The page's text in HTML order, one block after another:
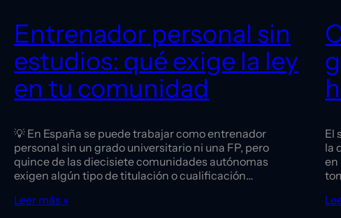
Entrenador personal sin
estudios: qué exige la ley
en tu comunidad
💡 En España se puede trabajar como entrenador
personal sin un grado universitario ni una FP, pero
quince de las diecisiete comunidades autónomas
exigen algún tipo de titulación o cualificación…
Leer más »
El
la
en